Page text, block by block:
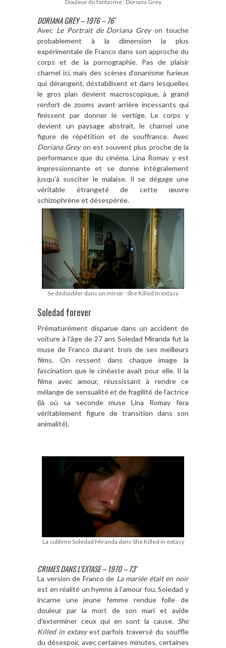
Douleur du fantasme : Doriana Grey
DORIANA GREY – 1976 – 76′
Avec Le Portrait de Doriana Greyon touche
probablement à la dimension la plus
expérimentale de Franco dans son approche du
corps et de la pornographie. Pas de plaisir
charnel ici, mais des scènes d’onanisme furieux
qui dérangent, déstabilisent et dans lesquelles
le gros plan devient macroscopique, à grand
renfort de zooms avant-arrière incessants qui
finissent par donner le vertige. Le corps y
devient un paysage abstrait, le charnel une
figure de répétition et de souffrance. Avec
Doriana Greyon est souvent plus proche de la
performance que du cinéma. Lina Romay y est
impressionnante et se donne intégralement
jusqu’à susciter le malaise. Il se dégage une
véritable étrangeté de cette œuvre
schizophrène et désespérée.
Se dédoubler dans un miroir : She Killed in extasy
Soledad forever
Prématurément disparue dans un accident de
voiture à l’âge de 27 ans Soledad Miranda fut la
muse de Franco durant trois de ses meilleurs
films. On ressent dans chaque image la
fascination que le cinéaste avait pour elle. Il la
filme avec amour, réussissant à rendre ce
mélange de sensualité et de fragilité de l’actrice
(là où sa seconde muse Lina Romay fera
véritablement figure de transition dans son
animalité).
La sublime Soledad Miranda dans She Killed in extasy
CRIMES DANS L’EXTASE – 1970 – 73’
La version de Franco de La mariée était en noir
est en réalité un hymne à l’amour fou. Soledad y
incarne une jeune femme rendue folle de
douleur par la mort de son mari et avide
d’exterminer ceux qui en sont la cause. She
Killed in extasyest parfois traversé du souffle
du désespoir, avec certaines minutes, certaines